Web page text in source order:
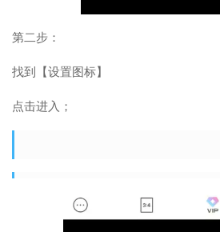
第二步：
找到【设置图标】
点击进入；